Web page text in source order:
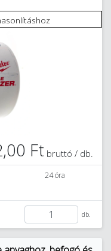
Ft bruttó / db.
24 óra
db.